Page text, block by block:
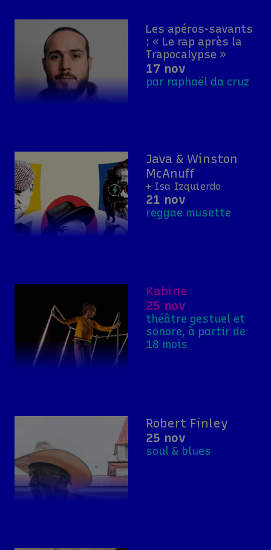
Les apéros-savants
: « Le rap après la
Trapocalypse »
17 nov
par raphaël da cruz
Java & Winston
McAnuff
+ Isa Izquierdo
21 nov
reggae musette
Kabine
25 nov
théâtre gestuel et
sonore, à partir de
18 mois
Robert Finley
25 nov
soul & blues